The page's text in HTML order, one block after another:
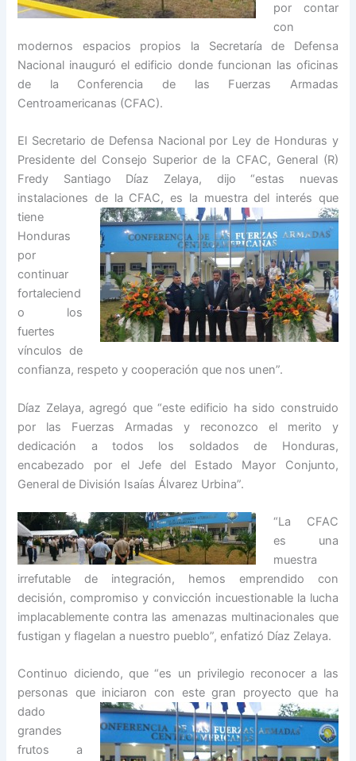
por contar
con
modernos espacios propios la Secretaría de Defensa
Nacional inauguró el edificio donde funcionan las oficinas
de la Conferencia de las Fuerzas Armadas
Centroamericanas (CFAC).
El Secretario de Defensa Nacional por Ley de Honduras y
Presidente del Consejo Superior de la CFAC, General (R)
Fredy Santiago Díaz Zelaya, dijo “estas nuevas
instalaciones de la CFAC, es la muestra del interés que
tiene
Honduras
por
continuar
fortaleciend
o los
fuertes
vínculos de
confianza, respeto y cooperación que nos unen”.
Díaz Zelaya, agregó que “este edificio ha sido construido
por las Fuerzas Armadas y reconozco el merito y
dedicación a todos los soldados de Honduras,
encabezado por el Jefe del Estado Mayor Conjunto,
General de División Isaías Álvarez Urbina”.
“La CFAC
es una
muestra
irrefutable de integración, hemos emprendido con
decisión, compromiso y convicción incuestionable la lucha
implacablemente contra las amenazas multinacionales que
fustigan y flagelan a nuestro pueblo”, enfatizó Díaz Zelaya.
Continuo diciendo, que “es un privilegio reconocer a las
personas que iniciaron con este gran proyecto que ha
dado
grandes
frutos a